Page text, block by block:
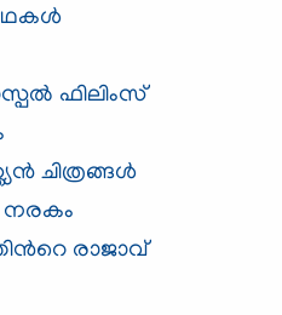
ഫിലിംസ്
ചിത്രങ്ങള്‍
രാജാവ്